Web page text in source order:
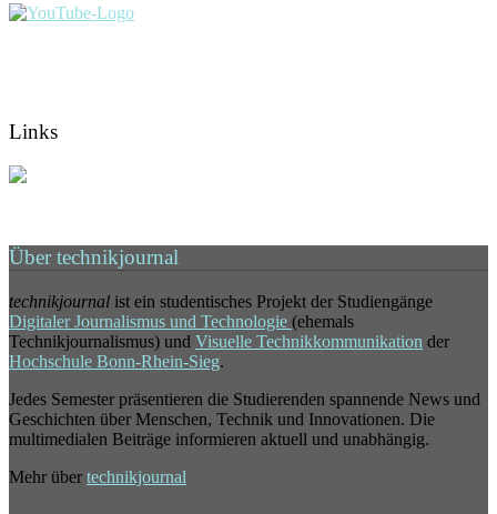
Links
Über technikjournal
technikjournal ist ein studentisches Projekt der Studiengänge
Digitaler Journalismus und Technologie (ehemals
Technikjournalismus) und Visuelle Technikkommunikation der
Hochschule Bonn-Rhein-Sieg.
Jedes Semester präsentieren die Studierenden spannende News und
Geschichten über Menschen, Technik und Innovationen. Die
multimedialen Beiträge informieren aktuell und unabhängig.
Mehr über technikjournal